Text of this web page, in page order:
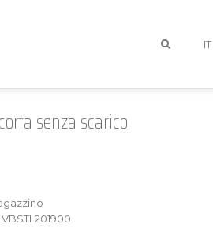
IT
senza scarico